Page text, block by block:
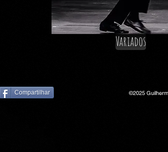
Variados
Compartilhar ©2025